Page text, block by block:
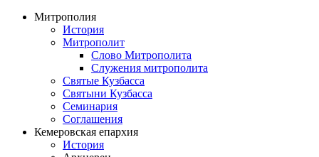
Митрополия
История
Митрополит
Слово Митрополита
Служения митрополита
Святые Кузбасса
Святыни Кузбасса
Семинария
Соглашения
Кемеровская епархия
История